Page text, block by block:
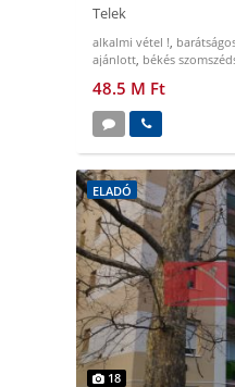
Telek
alkalmi vétel !,
ajánlott, békés
48.5 M Ft
ELADÓ
18